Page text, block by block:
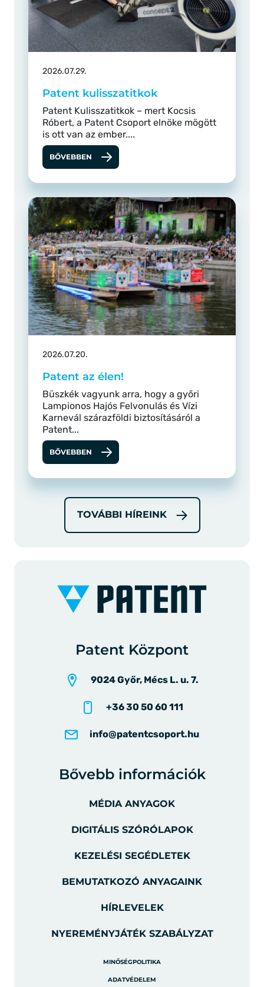
2026.07.29.
Patent kulisszatitkok
Patent Kulisszatitkok – mert Kocsis
Róbert, a Patent Csoport elnöke mögött
is ott van az ember....
BŐVEBBEN
2026.07.20.
Patent az élen!
Büszkék vagyunk arra, hogy a győri
Lampionos Hajós Felvonulás és Vízi
Karnevál szárazföldi biztosításáról a
Patent...
BŐVEBBEN
TOVÁBBI HÍREINK
Patent Központ
9024 Győr, Mécs L. u. 7.
+36 30 50 60 111
info@patentcsoport.hu
Bővebb információk
MÉDIA ANYAGOK
DIGITÁLIS SZÓRÓLAPOK
KEZELÉSI SEGÉDLETEK
BEMUTATKOZÓ ANYAGAINK
HÍRLEVELEK
NYEREMÉNYJÁTÉK SZABÁLYZAT
MINŐSÉGPOLITIKA
ADATVÉDELEM